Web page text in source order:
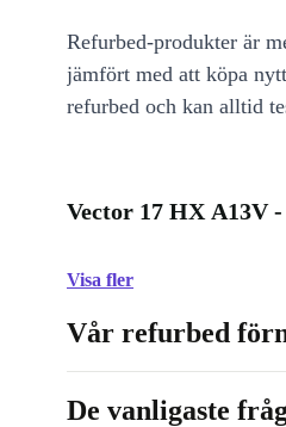
Refurbed-produkter är
jämfört med att köpa
refurbed och kan alltid
Vector 17 HX A13V
Visa fler
Vår refurbed
De vanligaste